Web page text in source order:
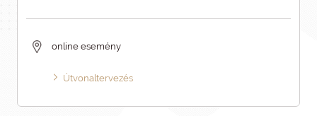
online esemény
Útvonaltervezés